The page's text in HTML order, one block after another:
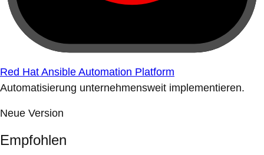
Red Hat Ansible Automation Platform
Automatisierung unternehmensweit implementieren.
Neue Version
Empfohlen